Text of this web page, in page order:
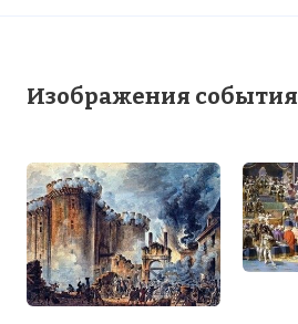
Изображения события